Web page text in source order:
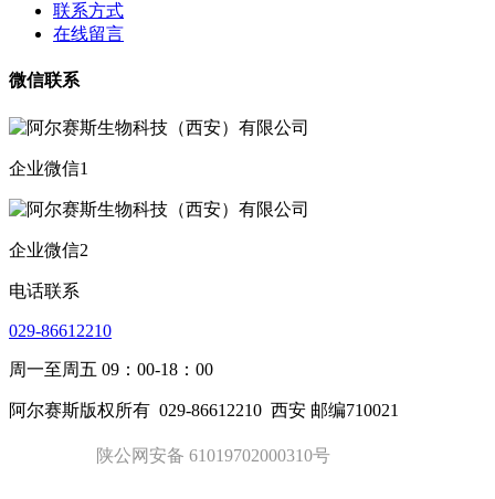
联系方式
在线留言
微信联系
企业微信1
企业微信2
电话联系
029-86612210
周一至周五 09：00-18：00
阿尔赛斯版权所有 029-86612210 西安 邮编710021
陕公网安备 61019702000310号